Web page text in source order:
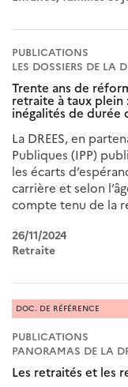
PUBLICATIONS
LES DOSSIERS DE LA
Trente ans de
retraite à taux plein
inégalités de durée
La DREES, en
Publiques (IPP)
les écarts
carrière et selon
compte tenu de la
26/11/2024
Retraite
PUBLICATIONS
PANORAMAS DE LA
Les retraités et les
DOC. DE RÉFÉRENCE